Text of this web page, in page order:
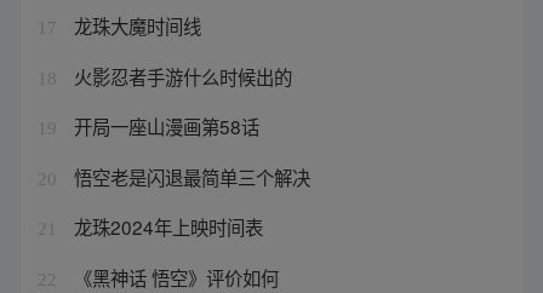
17 龙珠大魔时间线
18 火影忍者手游什么时候出的
19 开局一座山漫画第58话
20 悟空老是闪退最简单三个解决
21 龙珠2024年上映时间表
22 《黑神话 悟空》评价如何